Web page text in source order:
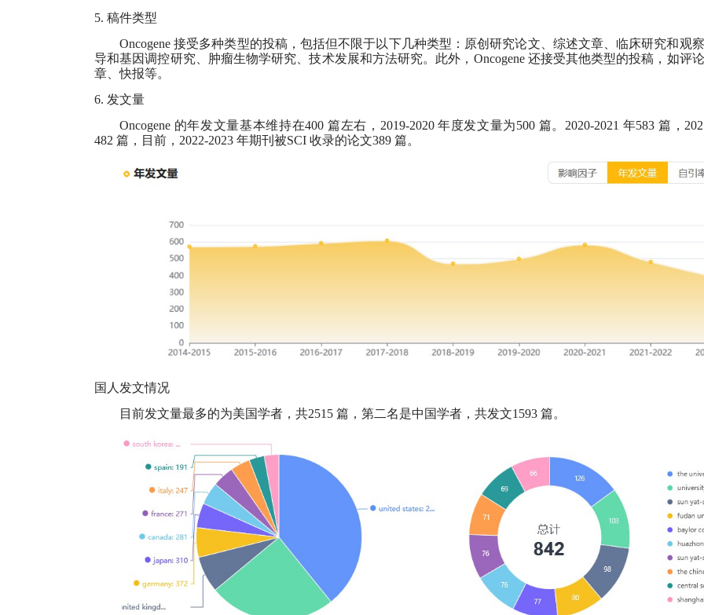
5. 稿件类型
Oncogene 接受多种类型的投稿，包括但不限于以下几种类型：原创研究论文、综述文章、临床研究和观
导和基因调控研究、肿瘤生物学研究、技术发展和方法研究。此外， Oncogene还接受其他类型的投稿，如评
章、快报等。
6. 发文量
Oncogene 的年发文量基本维持在400 篇左右， 2019-2020年度发文量为500 篇。 2020-2021 年583 篇，
482 篇，目前， 2022-2023 年期刊被SCI 收录的论文389 篇。
国人发文情况
目前发文量最多的为美国学者，共2515 篇，第二名是中国学者，共发文1593 篇。